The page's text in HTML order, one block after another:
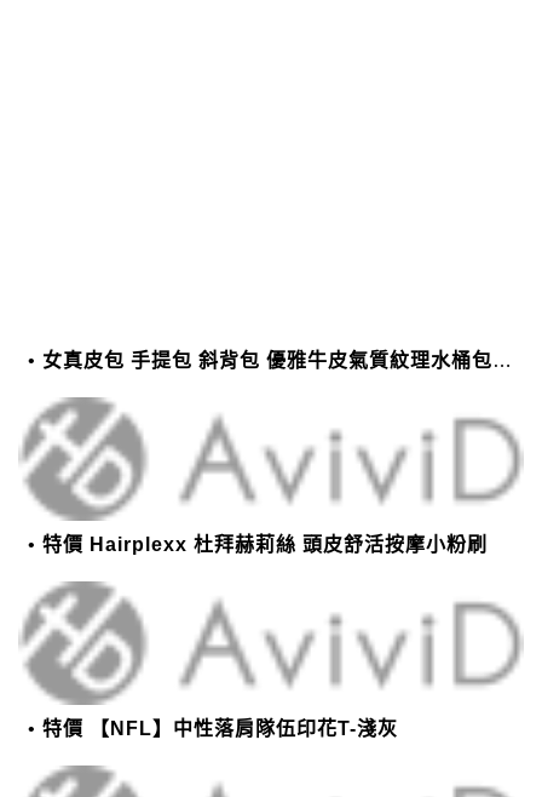
女真皮包 手提包 斜背包 優雅牛皮氣質紋理水桶包(2色)【XBO7950112】＊艾美時尚(現+預)
特價 Hairplexx 杜拜赫莉絲 頭皮舒活按摩小粉刷
特價 【NFL】中性落肩隊伍印花T-淺灰